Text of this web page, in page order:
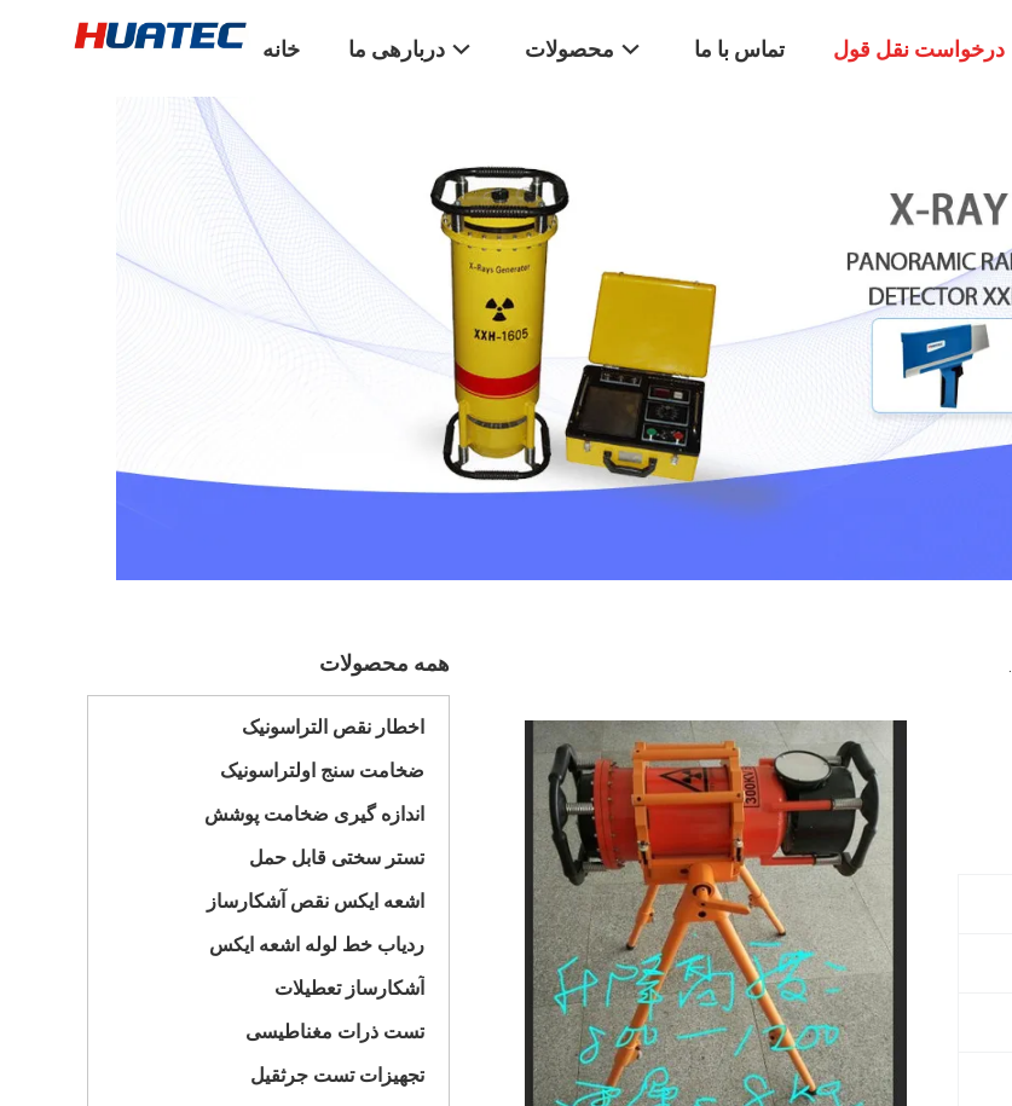
خانه دربارهی ما محصولات تماس با ما درخواست نقل قول
همه محصولات
اخطار نقص التراسونیک
ضخامت سنج اولتراسونیک
اندازه گیری ضخامت پوشش
تستر سختی قابل حمل
اشعه ایکس نقص آشکارساز
ردیاب خط لوله اشعه ایکس
آشکارساز تعطیلات
تست ذرات مغناطیسی
تجهیزات تست جرثقیل